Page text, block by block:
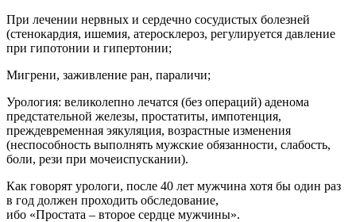
При лечении нервных и сердечно сосудистых болезней
(стенокардия, ишемия, атеросклероз, регулируется давление
при гипотонии и гипертонии;
Мигрени, заживление ран, параличи;
Урология: великолепно лечатся (без операций) аденома
предстательной железы, простатиты, импотенция,
преждевременная эякуляция, возрастные изменения
(неспособность выполнять мужские обязанности, слабость,
боли, рези при мочеиспускании).
Как говорят урологи, после 40 лет мужчина хотя бы один раз
в год должен проходить обследование,
ибо «Простата – второе сердце мужчины».